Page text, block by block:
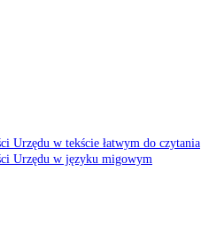
Urzędu w tekście łatwym do czytania
Urzędu w języku migowym